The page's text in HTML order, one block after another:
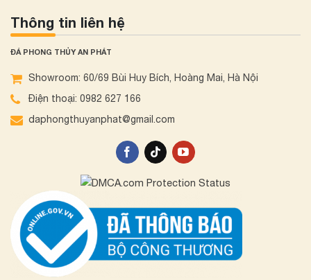
Thông tin liên hệ
ĐÁ PHONG THỦY AN PHÁT
Showroom: 60/69 Bùi Huy Bích, Hoàng Mai, Hà Nội
Điện thoại: 0982 627 166
daphongthuyanphat@gmail.com